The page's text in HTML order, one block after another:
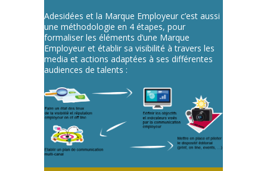
Adesidées et la Marque Employeur c’est aussi
une méthodologie en 4 étapes, pour
formaliser les éléments d’une Marque
Employeur et établir sa visibilité à travers les
media et actions adaptées à ses différentes
audiences de talents :